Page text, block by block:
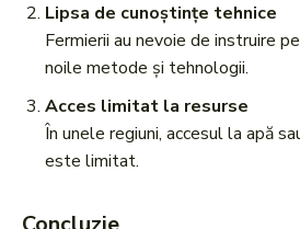
Lipsa de cunoștințe tehnice
Fermierii au nevoie de instruire
noile metode și tehnologii.
Acces limitat la resurse
În unele regiuni, accesul la apă
este limitat.